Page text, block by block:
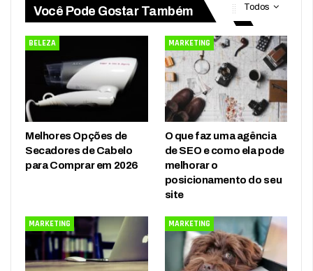
Todos
Você Pode Gostar Também
BELEZA
Melhores Opções de
Secadores de Cabelo
para Comprar em 2026
MARKETING
O que faz uma agência
de SEO e como ela pode
melhorar o
posicionamento do seu
site
MARKETING MARKETING